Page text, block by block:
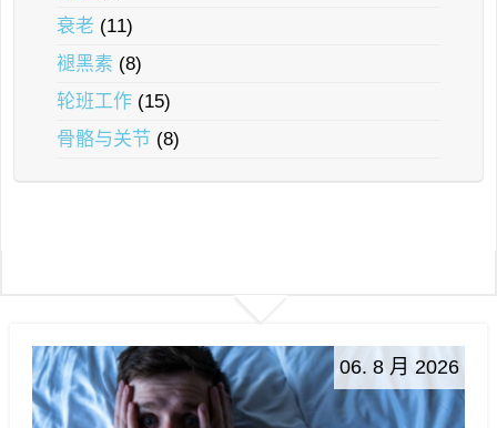
衰老 (11)
褪黑素 (8)
轮班工作 (15)
骨骼与关节 (8)
06. 8 月 2026